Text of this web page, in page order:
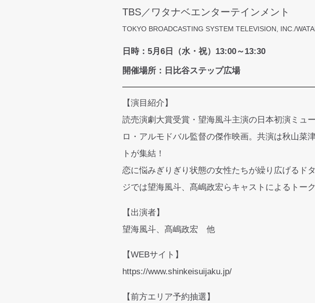
TBS／ワタナベエンターテインメント
TOKYO BROADCASTING SYSTEM TELEVISION, INC./
日時： 5月6日（水・祝） 13:00～13:30
開催場所：日比谷ステップ広場
【演目紹介】
読売演劇大賞受賞・望海風斗主演の日本初演ミュ
ロ・アルモドバル監督の傑作映画。共演は秋山菜
トが集結！
恋に悩みぎりぎり状態の女性たちが繰り広げるド
ジでは望海風斗、髙嶋政宏らキャストによるトー
【出演者】
望海風斗、髙嶋政宏 他
【WEBサイト】
https://www.shinkeisuijaku.jp/
【前方エリア予約抽選】